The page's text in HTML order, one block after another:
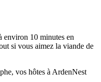
environ 10 minutes en
si vous aimez la viande de
vos hôtes à ArdenNest